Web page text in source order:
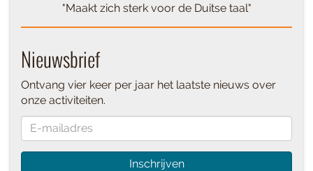
"Maakt zich sterk voor de Duitse taal"
Nieuwsbrief
Ontvang vier keer per jaar het laatste nieuws over
onze activiteiten.
Inschrijven